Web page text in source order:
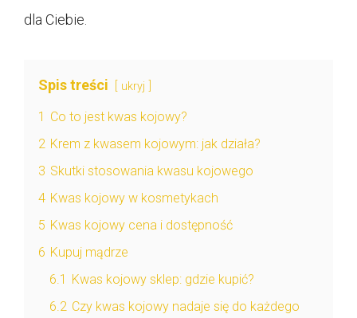
dla Ciebie.
Spis treści ukryj
1 Co to jest kwas kojowy?
2 Krem z kwasem kojowym: jak działa?
3 Skutki stosowania kwasu kojowego
4 Kwas kojowy w kosmetykach
5 Kwas kojowy cena i dostępność
6 Kupuj mądrze
6.1 Kwas kojowy sklep: gdzie kupić?
6.2 Czy kwas kojowy nadaje się do każdego